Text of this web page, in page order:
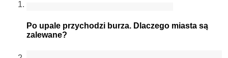
Po upale przychodzi burza. Dlaczego miasta są
zalewane?